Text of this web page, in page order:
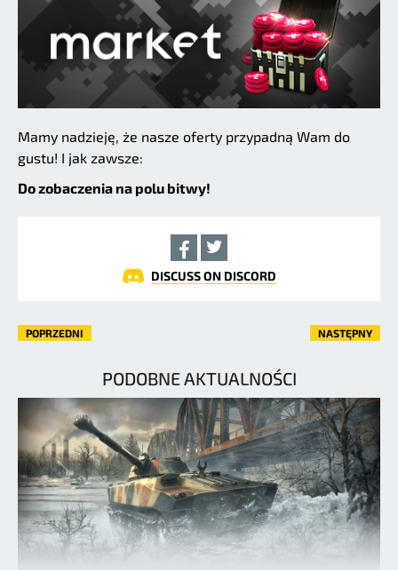
Mamy nadzieję, że nasze oferty przypadną Wam do
gustu! I jak zawsze:
Do zobaczenia na polu bitwy!
DISCUSS ON DISCORD
POPRZEDNI NASTĘPNY
PODOBNE AKTUALNOŚCI